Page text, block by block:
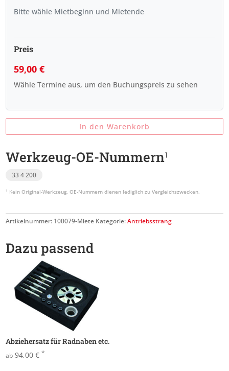
Bitte wähle Mietbeginn und Mietende
Preis
59,00€
Wähle Termine aus, um den Buchungspreis zu sehen
In den Warenkorb
Werkzeug-OE-Nummern
33 4 200
Artikelnummer: 100079-Miete Kategorie:Antriebsstrang
Dazu passend
Abziehersatz für Radnaben etc.
ab 94,00€ *